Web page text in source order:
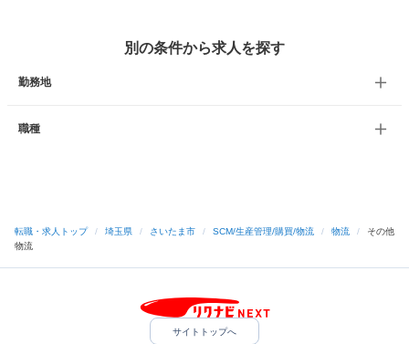
別の条件から求人を探す
勤務地
職種
転職・求人トップ / 埼玉県 / さいたま市 / SCM/生産管理/購買/物流 / 物流 /
その他
物流
サイトトップへ